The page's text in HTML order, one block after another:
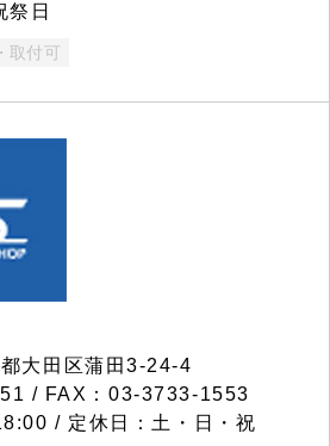
祭日
取付可
大田区蒲田3-24-4
/ FAX：03-3733-1553
/ 定休日：土・日・祝